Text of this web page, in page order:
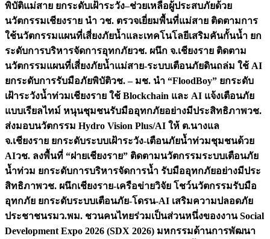
พิบัติแม่สาย ยกระดับเฝ้าระวัง–ช่วยเหลือผู้ประสบภัยด้วย
นวัตกรรมเชียงราย นำ วช. ตรวจเยี่ยมพื้นที่แม่สาย ติดตามการ
ใช้นวัตกรรมแผนที่เสี่ยงภัยน้ำและเทคโนโลยีเสริมคันกั้นน้ำ ยก
ระดับการบริหารจัดการอุทกภัยวช. ผนึก จ.เชียงราย ติดตาม
นวัตกรรมแผนที่เสี่ยงภัยน้ำแม่สาย-ระบบเตือนภัยดินถล่ม ใช้ AI
ยกระดับการรับมือภัยพิบัติวช. – มช. นำ “FloodBoy” ยกระดับ
เฝ้าระวังน้ำท่วมเชียงราย ใช้ Blockchain และ AI แจ้งเตือนภัย
แบบเรียลไทม์ หนุนชุมชนรับมืออุทกภัยอย่างมีประสิทธิภาพวช.
ส่งมอบนวัตกรรม Hydro Vision Plus/AI ให้ ต.นางแล
จ.เชียงราย ยกระดับระบบเฝ้าระวัง-เตือนภัยน้ำท่วมชุมชนด้วย
AIวช. ลงพื้นที่ “ฝายเชียงราย” ติดตามนวัตกรรมระบบเตือนภัย
น้ำท่วม ยกระดับการบริหารจัดการน้ำ รับมืออุทกภัยอย่างมีประ
สิทธิภาพวช. ผนึกเชียงราย-เครือข่ายวิจัย โชว์นวัตกรรมรับมือ
อุทกภัย ยกระดับระบบเตือนภัย-โดรน-AI เสริมความปลอดภัย
ประชาชนรมว.พม. ชวนคนไทยร่วมเป็นส่วนหนึ่งของงาน Social
Development Expo 2026 (SDX 2026) มหกรรมด้านการพัฒนา